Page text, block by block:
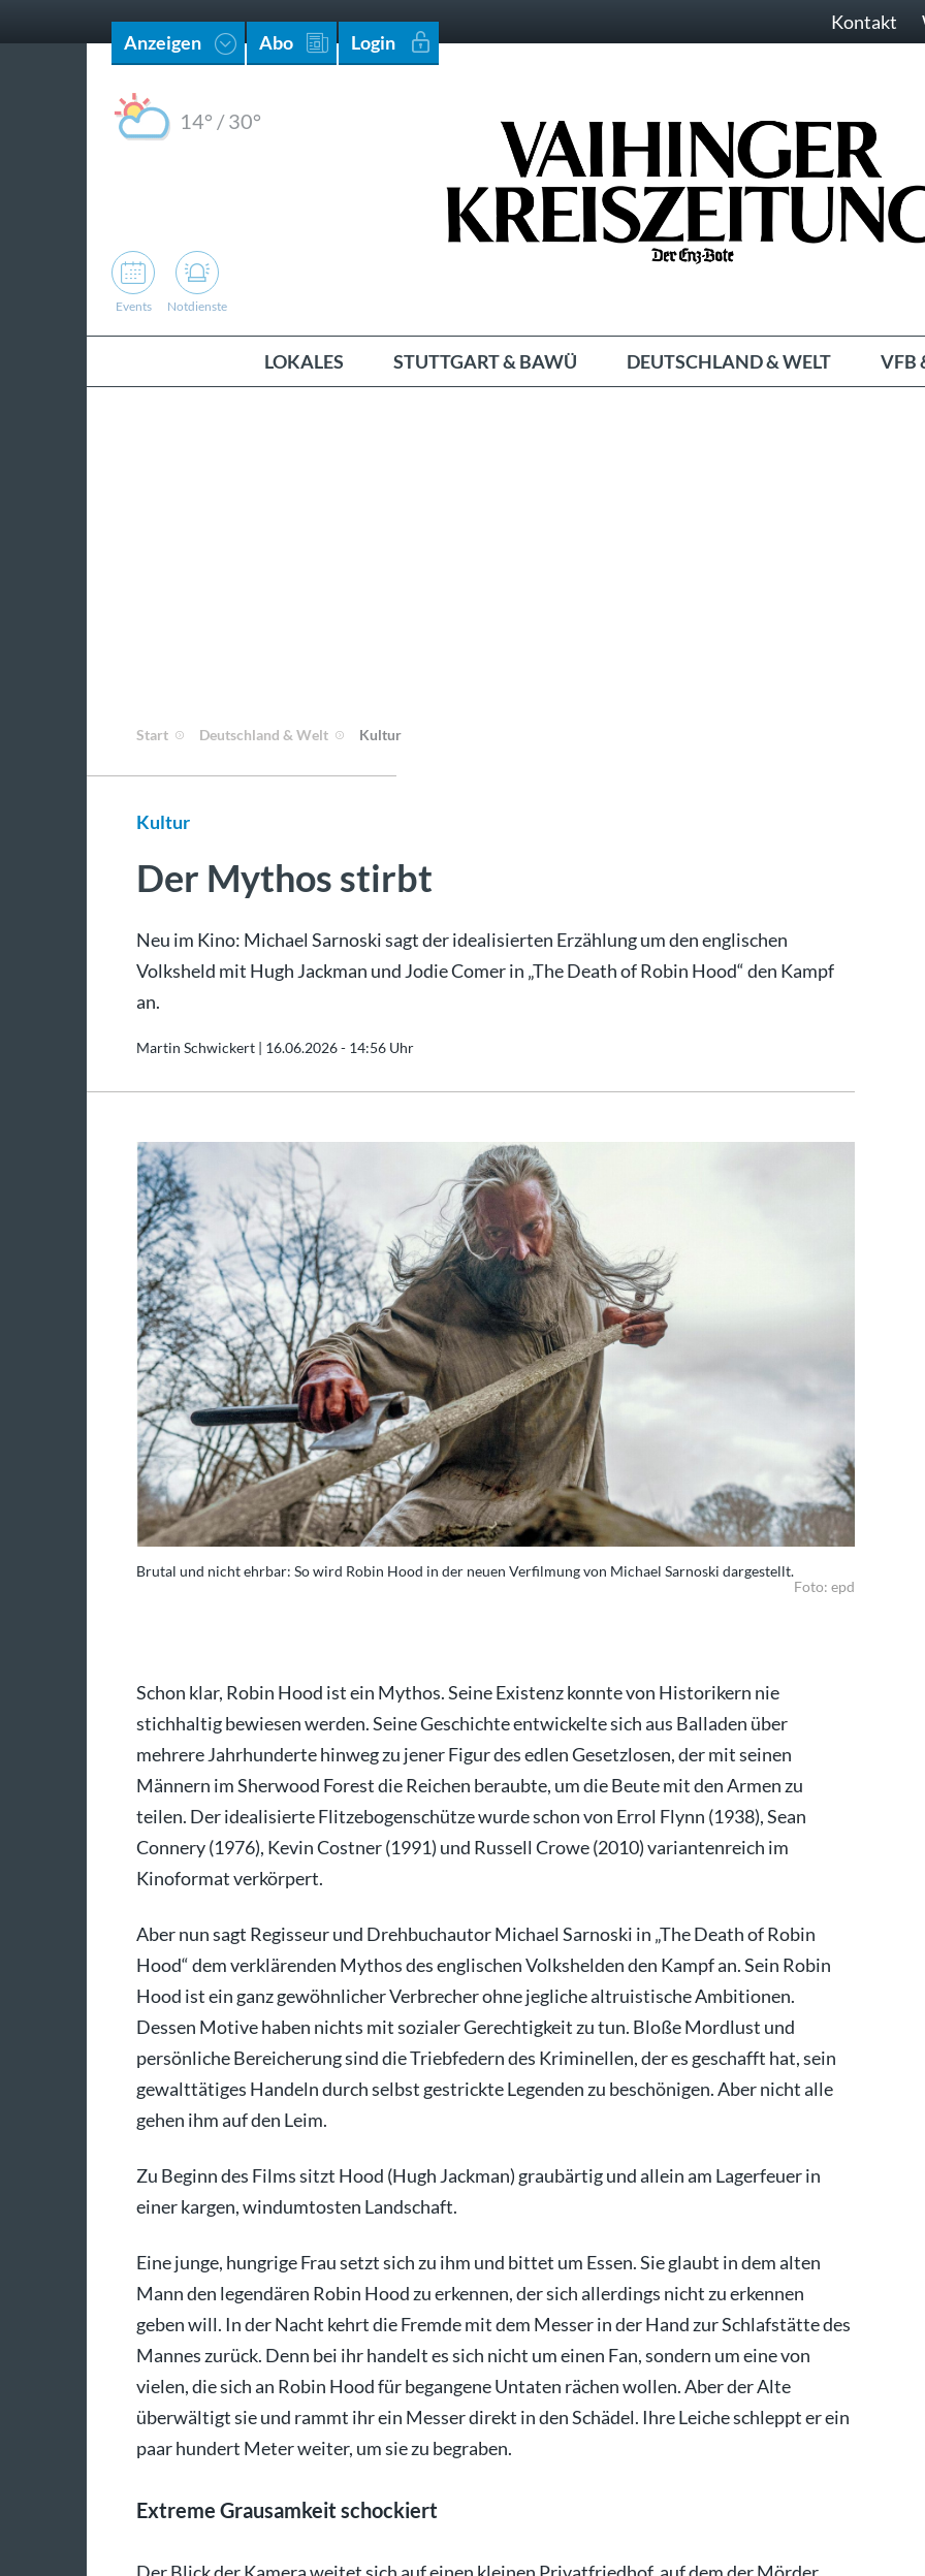
Anzeigen Abo Login
Kontakt
14° /30°
Events Notdienste
LOKALES STUTTGART & BAWÜ DEUTSCHLAND & WELT VFB
Start Deutschland & Welt Kultur
Kultur
Der Mythos stirbt
Neu im Kino: Michael Sarnoski sagt der idealisierten Erzählung um den englischen
Volksheld mit Hugh Jackman und Jodie Comer in „The Death of Robin Hood“ den Kampf
an.
Martin Schwickert | 16.06.2026 - 14:56 Uhr
Brutal und nicht ehrbar: So wird Robin Hood in der neuen Verfilmung von Michael Sarnoski dargestellt.
Foto: epd
Schon klar, Robin Hood ist ein Mythos. Seine Existenz konnte von Historikern nie
stichhaltig bewiesen werden. Seine Geschichte entwickelte sich aus Balladen über
mehrere Jahrhunderte hinweg zu jener Figur des edlen Gesetzlosen, der mit seinen
Männern im Sherwood Forest die Reichen beraubte, um die Beute mit den Armen zu
teilen. Der idealisierte Flitzebogenschütze wurde schon von Errol Flynn (1938), Sean
Connery (1976), Kevin Costner (1991) und Russell Crowe (2010) variantenreich im
Kinoformat verkörpert.
Aber nun sagt Regisseur und Drehbuchautor Michael Sarnoski in „The Death of Robin
Hood“ dem verklärenden Mythos des englischen Volkshelden den Kampf an. Sein Robin
Hood ist ein ganz gewöhnlicher Verbrecher ohne jegliche altruistische Ambitionen.
Dessen Motive haben nichts mit sozialer Gerechtigkeit zu tun. Bloße Mordlust und
persönliche Bereicherung sind die Triebfedern des Kriminellen, der es geschafft hat, sein
gewalttätiges Handeln durch selbst gestrickte Legenden zu beschönigen. Aber nicht alle
gehen ihm auf den Leim.
Zu Beginn des Films sitzt Hood (Hugh Jackman) graubärtig und allein am Lagerfeuer in
einer kargen, windumtosten Landschaft.
Eine junge, hungrige Frau setzt sich zu ihm und bittet um Essen. Sie glaubt in dem alten
Mann den legendären Robin Hood zu erkennen, der sich allerdings nicht zu erkennen
geben will. In der Nacht kehrt die Fremde mit dem Messer in der Hand zur Schlafstätte des
Mannes zurück. Denn bei ihr handelt es sich nicht um einen Fan, sondern um eine von
vielen, die sich an Robin Hood für begangene Untaten rächen wollen. Aber der Alte
überwältigt sie und rammt ihr ein Messer direkt in den Schädel. Ihre Leiche schleppt er ein
paar hundert Meter weiter, um sie zu begraben.
Extreme Grausamkeit schockiert